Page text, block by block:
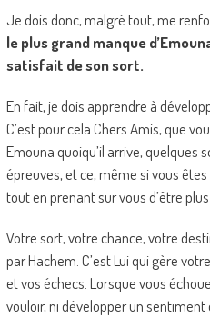
Je dois donc, malgré tout, me
le plus grand manque
satisfait de son sort.
En fait, je dois apprendre à
C’est pour cela Chers Amis, que
Emouna quoiqu’il arrive, quelques
épreuves, et ce, même si vous
tout en prenant sur vous d’être
Votre sort, votre chance, votre
par Hachem. C’est Lui qui gère
et vos échecs. Lorsque vous
vouloir, ni développer un